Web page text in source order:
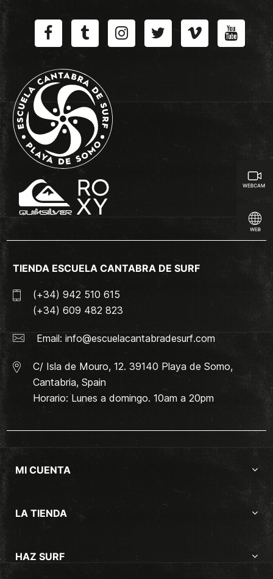
TIENDA ESCUELA CANTABRA DE SURF
(+34) 942 510 615
(+34) 609 482 823
Email: info@escuelacantabradesurf.com
C/ Isla de Mouro, 12. 39140 Playa de Somo,
Cantabria, Spain
Horario: Lunes a domingo. 10am a 20pm
MI CUENTA
LA TIENDA
HAZ SURF